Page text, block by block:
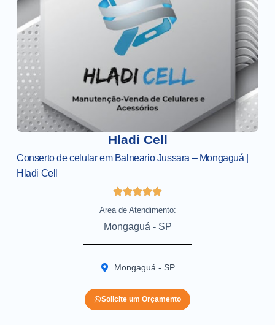
Hladi Cell
Conserto de celular em Balneario Jussara – Mongaguá |
Hladi Cell
Area de Atendimento:
Mongaguá - SP
Mongaguá - SP
Solicite um Orçamento